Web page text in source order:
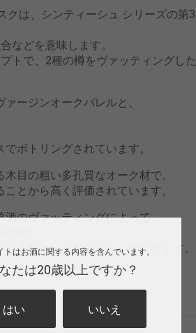
は、シンティーシュ シリーズの第3
などを意味します。
トで、2種の樽をヴァッティングした
ージンオークバレルと、
ボトリングされています。
目の粗い多孔質なオーク材で、
とから高く評価されています。
のヴァッティングによって、
層に、
る味わいをお楽しみいただけます。
トはお酒に関する内容を含んでいます。
たは20歳以上ですか？
はい いいえ